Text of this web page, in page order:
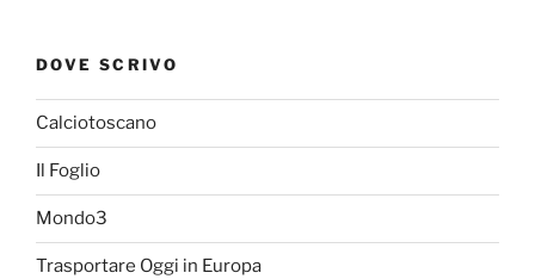
DOVE SCRIVO
Calciotoscano
Il Foglio
Mondo3
Trasportare Oggi in Europa